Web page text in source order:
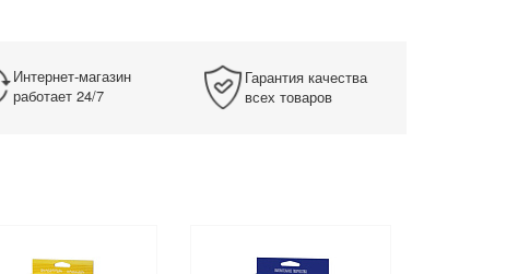
Интернет-магазин
работает 24/7
Гарантия качества
всех товаров